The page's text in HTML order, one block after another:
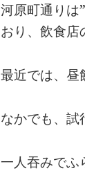
河原町通りは
おり、飲食店
最近では、昼
なかでも、試
一人吞みでふ